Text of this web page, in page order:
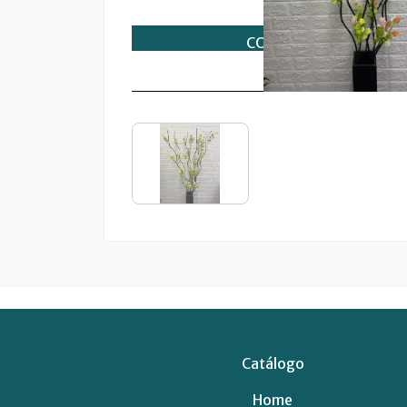
Catálogo
Home